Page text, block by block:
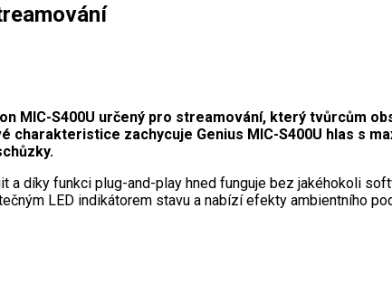
MIC-S400U určený pro streamování, který tvůrcům
charakteristice zachycuje Genius MIC-S400U hlas s
díky funkci plug-and-play hned funguje bez jakéhokoli
LED indikátorem stavu a nabízí efekty ambientního